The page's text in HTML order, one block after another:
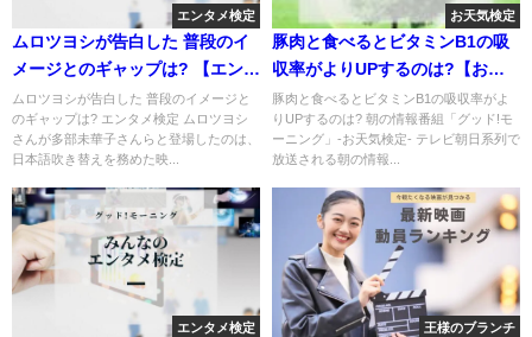
エンタメ検定
ムロツヨシが告白した 普段のイ
メージとのギャップは? 【エンタ
メ検定】
ムロツヨシが告白した 普段のイメージと
のギャップは? エンタメ検定 ムロツヨシ
さんが多部未華子さんらと登場したのは、
日本語吹き替えを務めた映...
お天気検定
豚肉と食べるとビタミンB1の吸
収率がよりUPするのは?【お天
気検定】
豚肉と食べるとビタミンB1の吸収率がよ
りUPするのは? 朝の情報番組「グッド!モ
ーニング」-お天気検定- テレビ朝日系列で
放送される朝の情報...
エンタメ検定 王様のブランチ